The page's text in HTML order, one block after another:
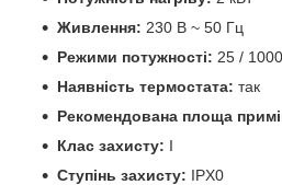
Живлення: 230 В ~ 50 Гц
Режими потужності: 25 /
Наявність термостата: так
Рекомендована площа
Клас захисту: I
Ступінь захисту: IPX0